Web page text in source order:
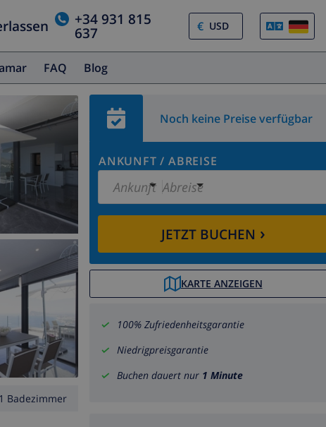
+34 931 815
637 €
FAQ Blog
Noch keine Preise verfügbar
ANKUNFT / ABREISE
Ankunft Abreise
JETZT BUCHEN ›
KARTE ANZEIGEN
100% Zufriedenheitsgarantie
Niedrigpreisgarantie
Buchen dauert nur 1 Minute
1 Badezimmer